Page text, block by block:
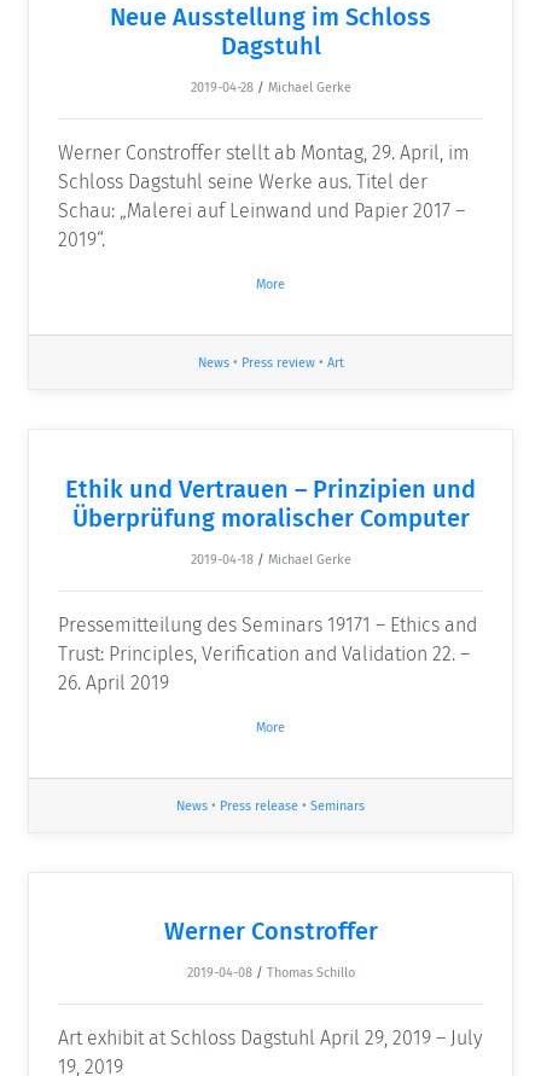
Neue Ausstellung im Schloss
Dagstuhl
2019-04-28 / Michael Gerke
Werner Constroffer stellt ab Montag, 29. April, im
Schloss Dagstuhl seine Werke aus. Titel der
Schau: „Malerei auf Leinwand und Papier 2017 –
2019“.
More
News• Press review• Art
Ethik und Vertrauen – Prinzipien und
Überprüfung moralischer Computer
2019-04-18 / Michael Gerke
Pressemitteilung des Seminars 19171 – Ethics and
Trust: Principles, Verification and Validation 22. –
26. April 2019
More
News • Press release • Seminars
Werner Constroffer
2019-04-08 / Thomas Schillo
Art exhibit at Schloss Dagstuhl April 29, 2019 – July
19, 2019